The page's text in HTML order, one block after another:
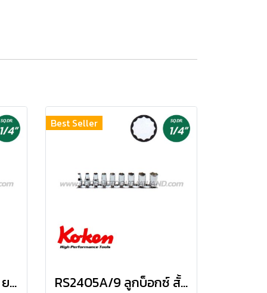
RS2305A/9 ลูกบ็อกซ์ ยาว 12P ชุด 9 ชิ้น (SQ.DR.1/4") Deep Socket Set on Rail
Best Seller
RS2405A/9 ลูกบ็อกซ์ สั้น 12P ชุด 9 ชิ้น (SQ.DR.1/4") Socket Set on Rail